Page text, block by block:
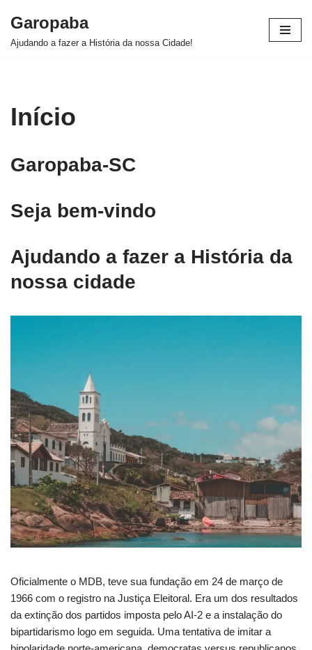
Pular
Garopaba
Ajudando a fazer a História da nossa Cidade!
Início
Garopaba-SC
Seja bem-vindo
Ajudando a fazer a História da
nossa cidade
Oficialmente o MDB, teve sua fundação em 24 de março de
1966 com o registro na Justiça Eleitoral. Era um dos resultados
da extinção dos partidos imposta pelo AI-2 e a instalação do
bipartidarismo logo em seguida. Uma tentativa de imitar a